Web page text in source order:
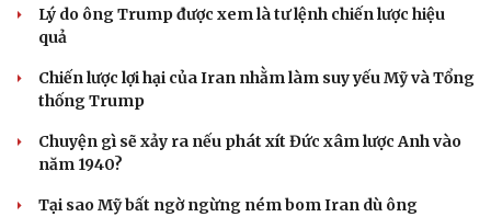
Lý do ông Trump được xem là tư lệnh chiến lược hiệu
quả
Chiến lược lợi hại của Iran nhằm làm suy yếu Mỹ và Tổng
thống Trump
Chuyện gì sẽ xảy ra nếu phát xít Đức xâm lược Anh vào
năm 1940?
Tại sao Mỹ bất ngờ ngừng ném bom Iran dù ông